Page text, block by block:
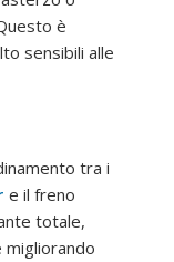
è
sensibili alle
tra i
e il freno
totale,
migliorando